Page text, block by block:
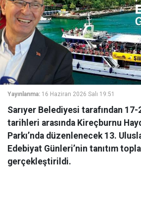
Yayınlanma: 16 Haziran 2026 Salı 19:51
Sarıyer Belediyesi tarafından 17-
tarihleri arasında Kireçburnu
Parkı’nda düzenlenecek 13.
Edebiyat Günleri’nin tanıtım
gerçekleştirildi.